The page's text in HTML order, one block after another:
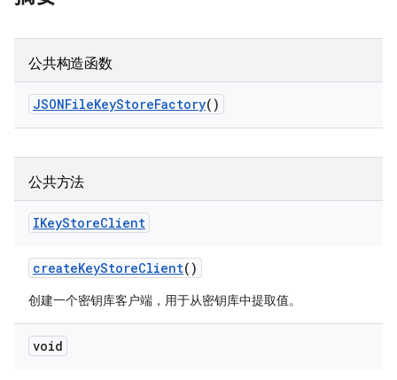
公共构造函数
JSONFileKeyStoreFactory()
公共方法
IKeyStoreClient
createKeyStoreClient()
创建一个密钥库客户端，用于从密钥库中提取值。
void